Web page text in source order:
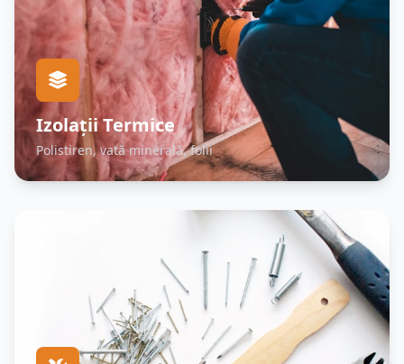
Izolații Termice
Polistiren, vată minerală, folii